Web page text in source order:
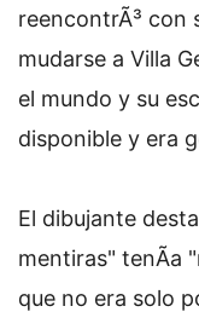
reencontrÃ³ con
mudarse a Villa
el mundo y su
disponible y era
El dibujante
mentiras" tenÃ­a
que no era solo